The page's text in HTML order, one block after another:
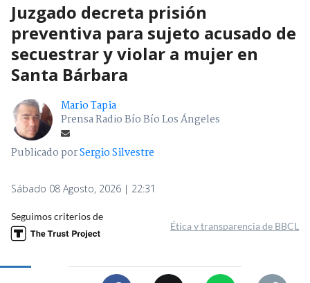
Juzgado decreta prisión
preventiva para sujeto acusado de
secuestrar y violar a mujer en
Santa Bárbara
Mario Tapia
Prensa Radio Bío Bío Los Ángeles
Publicado porSergio Silvestre
Sábado 08 Agosto, 2026 | 22:31
Seguimos criterios de
Ética y transparencia de BBCL